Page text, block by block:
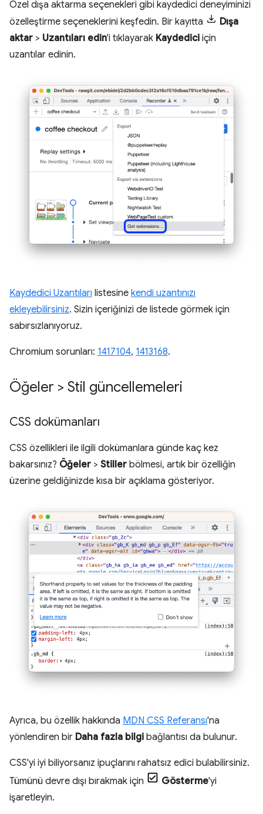
Özel dışa aktarma seçenekleri gibi kaydedici deneyiminizi
özelleştirme seçeneklerini keşfedin. Bir kayıtta
Dışa
aktar > Uzantıları edin'i tıklayarak Kaydedici için
uzantılar edinin.
Kaydedici Uzantıları listesine kendi uzantınızı
ekleyebilirsiniz. Sizin içeriğinizi de listede görmek için
sabırsızlanıyoruz.
Chromium sorunları: 1417104, 1413168.
Öğeler > Stil güncellemeleri
CSS dokümanları
CSS özellikleri ile ilgili dokümanlara günde kaç kez
bakarsınız? Öğeler > Stiller bölmesi, artık bir özelliğin
üzerine geldiğinizde kısa bir açıklama gösteriyor.
Ayrıca, bu özellik hakkında MDN CSS Referansı'na
yönlendiren bir Daha fazla bilgi bağlantısı da bulunur.
CSS'yi iyi biliyorsanız ipuçlarını rahatsız edici bulabilirsiniz.
Tümünü devre dışı bırakmak için
Gösterme'yi
işaretleyin.